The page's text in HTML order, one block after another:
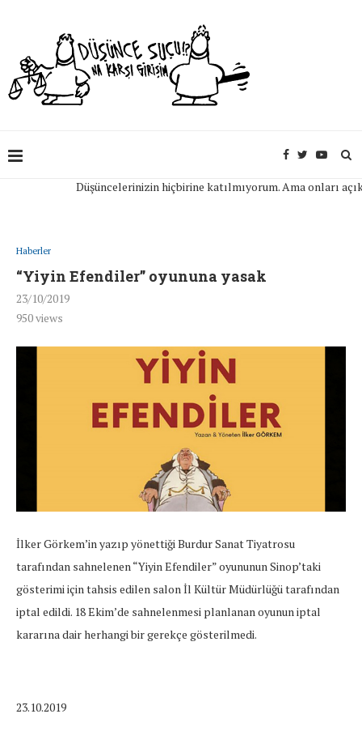
Düşüncelerinizin hiçbirine katılmıyorum. Ama onları
Haberler
“Yiyin Efendiler” oyununa yasak
23/10/2019
950views
İlker Görkem’in yazıp yönettiği Burdur Sanat Tiyatrosu
tarafından sahnelenen “Yiyin Efendiler” oyununun Sinop’taki
gösterimi için tahsis edilen salon İl Kültür Müdürlüğü tarafından
iptal edildi. 18 Ekim’de sahnelenmesi planlanan oyunun iptal
kararına dair herhangi bir gerekçe gösterilmedi.
23.10.2019